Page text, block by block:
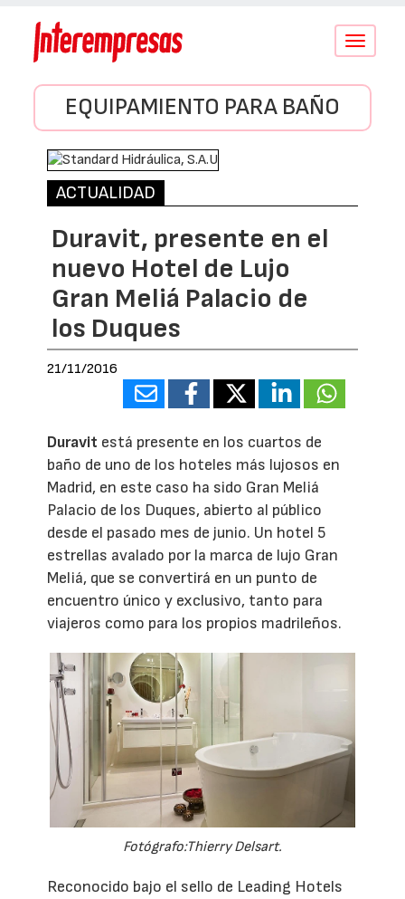
Conmutar
EQUIPAMIENTO PARA BAÑO
ACTUALIDAD
Duravit, presente en el
nuevo Hotel de Lujo
Gran Meliá Palacio de
los Duques
21/11/2016
Duravit está presente en los cuartos de
baño de uno de los hoteles más lujosos en
Madrid, en este caso ha sido Gran Meliá
Palacio de los Duques, abierto al público
desde el pasado mes de junio. Un hotel 5
estrellas avalado por la marca de lujo Gran
Meliá, que se convertirá en un punto de
encuentro único y exclusivo, tanto para
viajeros como para los propios madrileños.
Fotógrafo:Thierry Delsart.
Reconocido bajo el sello de Leading Hotels